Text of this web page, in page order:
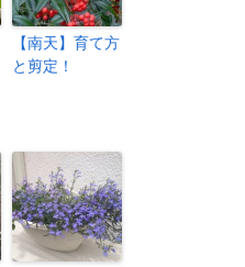
【南天】育て方
と剪定！